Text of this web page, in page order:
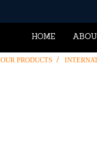
HOME
OUR PRODUCTS